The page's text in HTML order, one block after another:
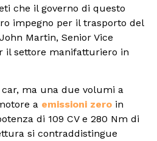
che il governo di questo
impegno per il trasporto del
Martin, Senior Vice
il settore manifatturiero in
ma una due volumi a
a emissioni zero in
di 109 CV e 280 Nm di
si contraddistingue